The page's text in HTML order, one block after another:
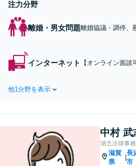
注力分野
離婚・男女問題離婚協議・調停、
雑な財産分与も
インターネット
【オンライン面談
日・夜間面談OK
他1分野を表示
中村 武
湖北法律事
滋賀
県
|
長
市